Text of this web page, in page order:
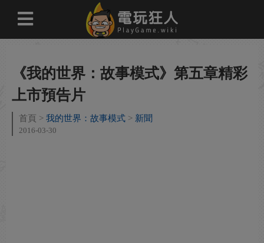
《我的世界：故事模式》第五章精彩
上市預告片
首頁 我的世界：故事模式 新聞
2016-03-30